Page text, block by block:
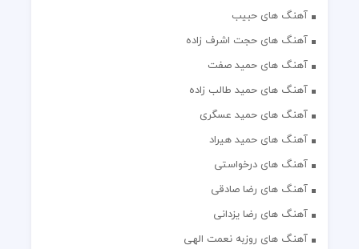
آهنگ های حبیب
آهنگ های حجت اشرف زاده
آهنگ های حمید صفت
آهنگ های حمید طالب زاده
آهنگ های حمید عسگری
آهنگ های حمید هیراد
آهنگ های درخواستی
آهنگ های رضا صادقی
آهنگ های رضا یزدانی
آهنگ های روزبه نعمت الهی